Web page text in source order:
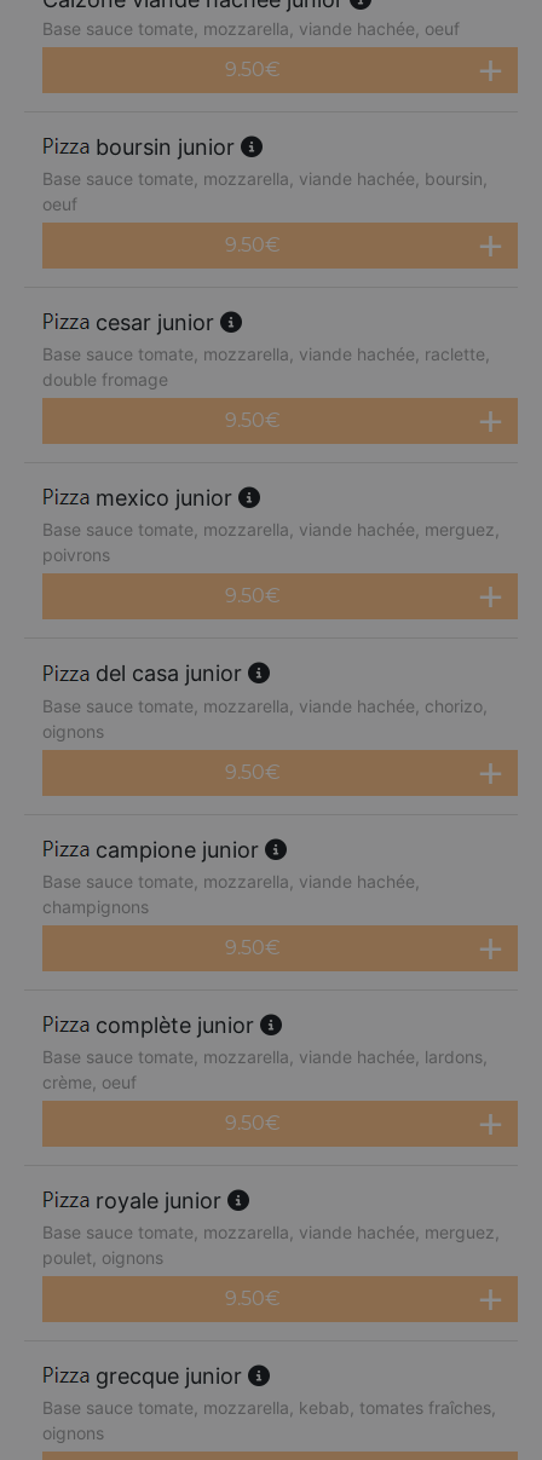
Base sauce tomate, mozzarella, viande hachée, oeuf
9.50€
boursin junior
Base sauce tomate, mozzarella, viande hachée, boursin,
oeuf
9.50€
cesar junior
Base sauce tomate, mozzarella, viande hachée, raclette,
double fromage
9.50€
mexico junior
Base sauce tomate, mozzarella, viande hachée, merguez,
poivrons
9.50€
del casa junior
Base sauce tomate, mozzarella, viande hachée, chorizo,
oignons
9.50€
campione junior
Base sauce tomate, mozzarella, viande hachée,
champignons
9.50€
complète junior
Base sauce tomate, mozzarella, viande hachée, lardons,
crème, oeuf
9.50€
royale junior
Base sauce tomate, mozzarella, viande hachée, merguez,
poulet, oignons
9.50€
grecque junior
Base sauce tomate, mozzarella, kebab, tomates fraîches,
oignons